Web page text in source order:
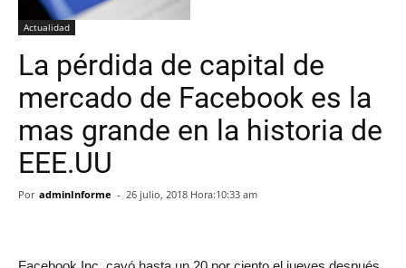
Actualidad
La pérdida de capital de
mercado de Facebook es la
mas grande en la historia de
EEE.UU
Por adminInforme - 26 julio, 2018 Hora:10:33 am